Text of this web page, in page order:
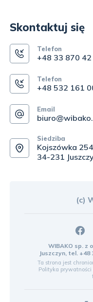
Skontaktuj się
Telefon
+48 33 870 42
Telefon
+48 532 161
Email
Siedziba
Kojszówka
34-231
(c)
WIBAKO sp. z
Juszczyn, tel. +48
Ta strona jest
Polityka prywatności